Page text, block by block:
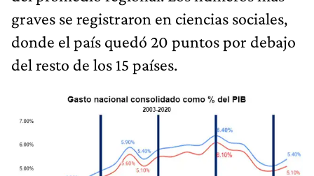
graves se registraron en ciencias sociales,
donde el país quedó 20 puntos por debajo
del resto de los 15 países.